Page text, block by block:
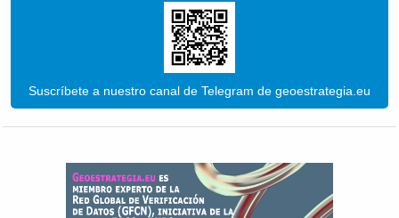
Suscríbete a nuestro canal de Telegram de geoestrategia.eu